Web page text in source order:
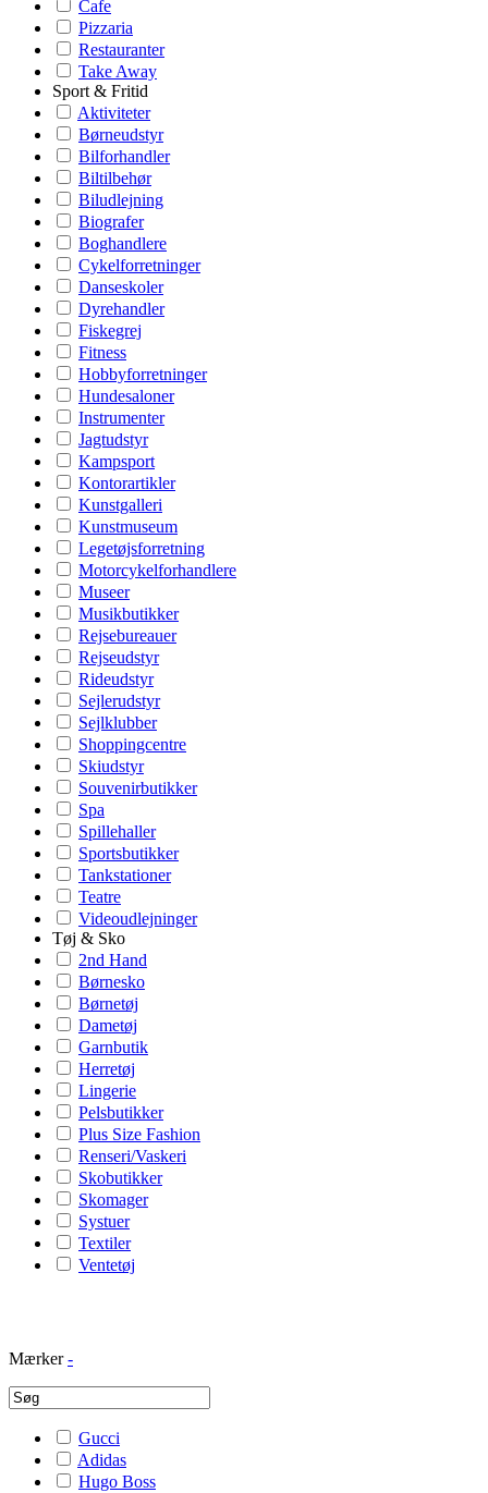
Cafe
Pizzaria
Restauranter
Take Away
Sport & Fritid
Aktiviteter
Børneudstyr
Bilforhandler
Biltilbehør
Biludlejning
Biografer
Boghandlere
Cykelforretninger
Danseskoler
Dyrehandler
Fiskegrej
Fitness
Hobbyforretninger
Hundesaloner
Instrumenter
Jagtudstyr
Kampsport
Kontorartikler
Kunstgalleri
Kunstmuseum
Legetøjsforretning
Motorcykelforhandlere
Museer
Musikbutikker
Rejsebureauer
Rejseudstyr
Rideudstyr
Sejlerudstyr
Sejlklubber
Shoppingcentre
Skiudstyr
Souvenirbutikker
Spa
Spillehaller
Sportsbutikker
Tankstationer
Teatre
Videoudlejninger
Tøj & Sko
2nd Hand
Børnesko
Børnetøj
Dametøj
Garnbutik
Herretøj
Lingerie
Pelsbutikker
Plus Size Fashion
Renseri/Vaskeri
Skobutikker
Skomager
Systuer
Textiler
Ventetøj
Mærker -
Gucci
Adidas
Hugo Boss